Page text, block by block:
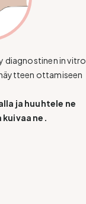
diagnostinen in vitro
ottamiseen
ja huuhtele ne
ne.